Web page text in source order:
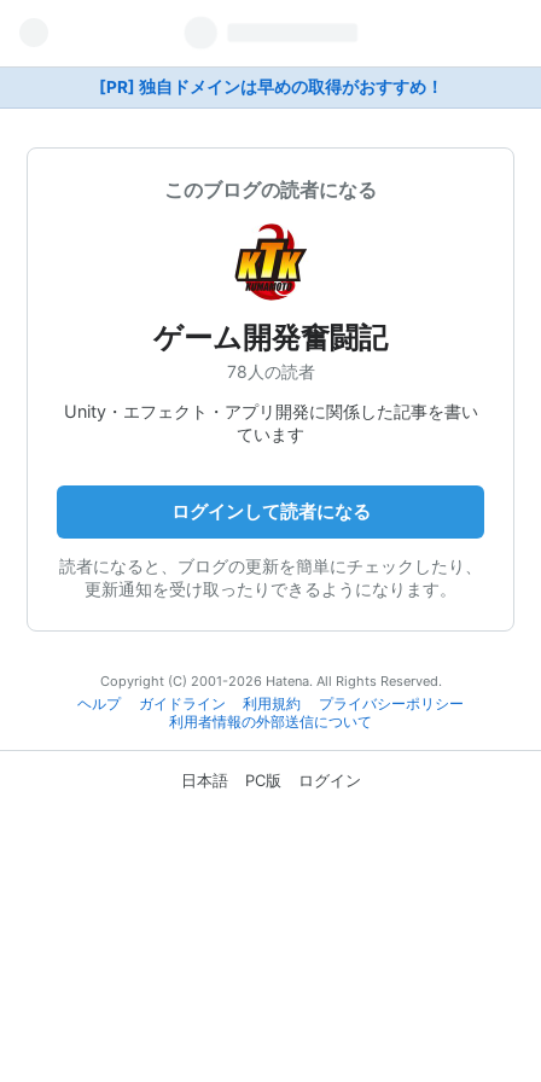
[PR] 独自ドメインは早めの取得がおすすめ！
このブログの読者になる
ゲーム開発奮闘記
78人の読者
Unity・エフェクト・アプリ開発に関係した記事を書い
ています
ログインして読者になる
読者になると、ブログの更新を簡単にチェックしたり、
更新通知を受け取ったりできるようになります。
Copyright (C) 2001-2026 Hatena. All Rights Reserved.
ヘルプ
ガイドライン 利用規約
プライバシーポリシー
利用者情報の外部送信について
日本語 PC版 ログイン